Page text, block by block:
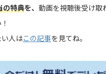
の特典を、 動画を視聴後受け取
人はこの記事を見てね。